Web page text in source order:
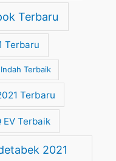
Terbaru
Terbaru
Terbaik
Terbaru
EV Terbaik
2021